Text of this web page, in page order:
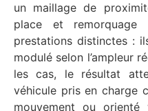
un maillage de
place et remorquage
prestations distinctes :
modulé selon l’ampleur
les cas, le résultat
véhicule pris en charge
mouvement ou orienté